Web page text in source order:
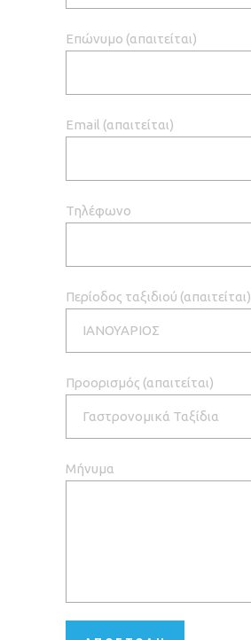
Επώνυμο (απαιτείται)
Email (απαιτείται)
Τηλέφωνο
Περίοδος ταξιδιού (απαιτείται)
Προορισμός (απαιτείται)
Μήνυμα